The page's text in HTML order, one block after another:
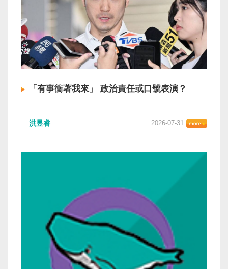
「有事衝著我來」 政治責任或口號表演？
洪昱睿 2026-07-31